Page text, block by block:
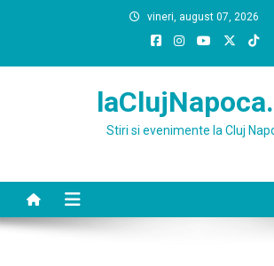
vineri, august 07, 2026
Stiri si evenimente la Cluj